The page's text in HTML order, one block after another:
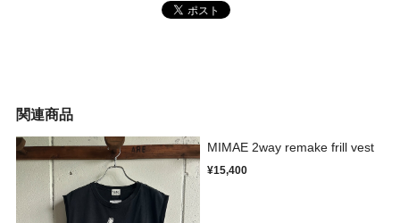
関連商品
MIMAE 2way remake frill vest
¥15,400